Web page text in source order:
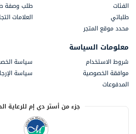
الفئات
طلب وصفة
طلباتي
العلامات
محدد موقع المتجر
معلومات السياسة
شروط الاستخدام
سياسة
موافقة الخصوصية
سياسة
المدفوعات
جزء من أستر دي إم للرعاية